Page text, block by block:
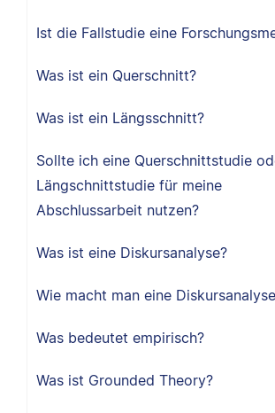
Ist die Fallstudie eine
Was ist ein Querschnitt?
Was ist ein Längsschnitt?
Sollte ich eine Querschnittstudie
Längschnittstudie für meine
Abschlussarbeit nutzen?
Was ist eine Diskursanalyse?
Wie macht man eine
Was bedeutet empirisch?
Was ist Grounded Theory?